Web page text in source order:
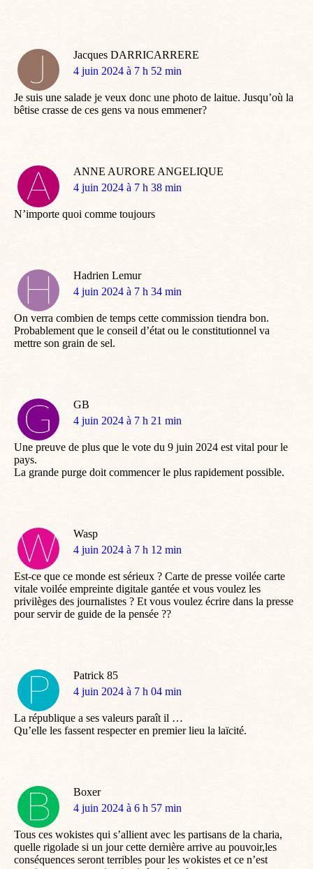
Jacques DARRICARRERE
dit
4 juin 2024 à 7 h 52 min
Je suis une salade je veux donc une photo de laitue. Jusqu’où la
bêtise crasse de ces gens va nous emmener?
ANNE AURORE ANGELIQUE
dit
4 juin 2024 à 7 h 38 min
N’importe quoi comme toujours
Hadrien Lemur
dit
4 juin 2024 à 7 h 34 min
On verra combien de temps cette commission tiendra bon.
Probablement que le conseil d’état ou le constitutionnel va
mettre son grain de sel.
GB
dit
4 juin 2024 à 7 h 21 min
Une preuve de plus que le vote du 9 juin 2024 est vital pour le
pays.
La grande purge doit commencer le plus rapidement possible.
Wasp
dit
4 juin 2024 à 7 h 12 min
Est-ce que ce monde est sérieux ? Carte de presse voilée carte
vitale voilée empreinte digitale gantée et vous voulez les
privilèges des journalistes ? Et vous voulez écrire dans la presse
pour servir de guide de la pensée ??
Patrick 85
dit
4 juin 2024 à 7 h 04 min
La république a ses valeurs paraît il …
Qu’elle les fassent respecter en premier lieu la laïcité.
Boxer
dit
4 juin 2024 à 6 h 57 min
Tous ces wokistes qui s’allient avec les partisans de la charia,
quelle rigolade si un jour cette dernière arrive au pouvoir,les
conséquences seront terribles pour les wokistes et ce n’est